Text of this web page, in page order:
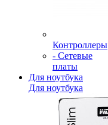
Контроллеры
- Сетевые
платы
Для ноутбука
Для ноутбука